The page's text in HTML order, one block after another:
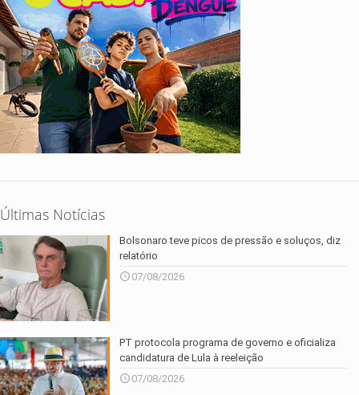
Últimas Notícias
Bolsonaro teve picos de pressão e soluços, diz
relatório
07/08/2026
PT protocola programa de governo e oficializa
candidatura de Lula à reeleição
07/08/2026